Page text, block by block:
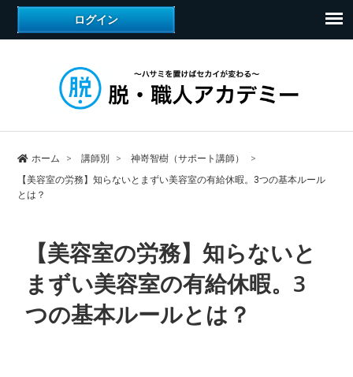
ホーム 講師別
神嵜智樹（サポート講師）
【美容室の労務】知らないとまずい美容室の有給休暇。3つの基本ルール
とは？
【美容室の労務】知らないと
まずい美容室の有給休暇。3
つの基本ルールとは？